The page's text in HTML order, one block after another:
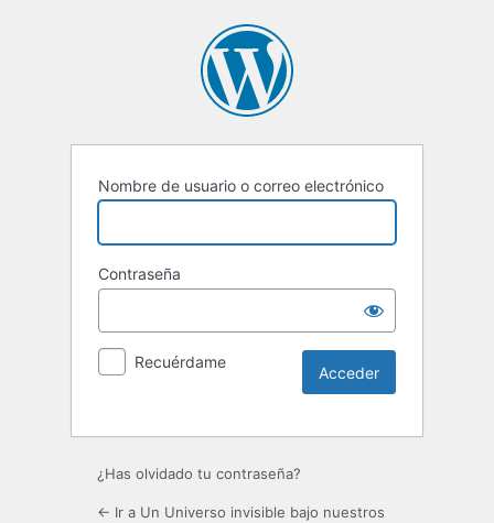
Nombre de usuario o correo electrónico
Contraseña
Recuérdame
¿Has olvidado tu contraseña?
← Ir a Un Universo invisible bajo nuestros